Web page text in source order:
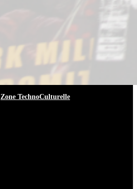
Zone TechnoCulturelle